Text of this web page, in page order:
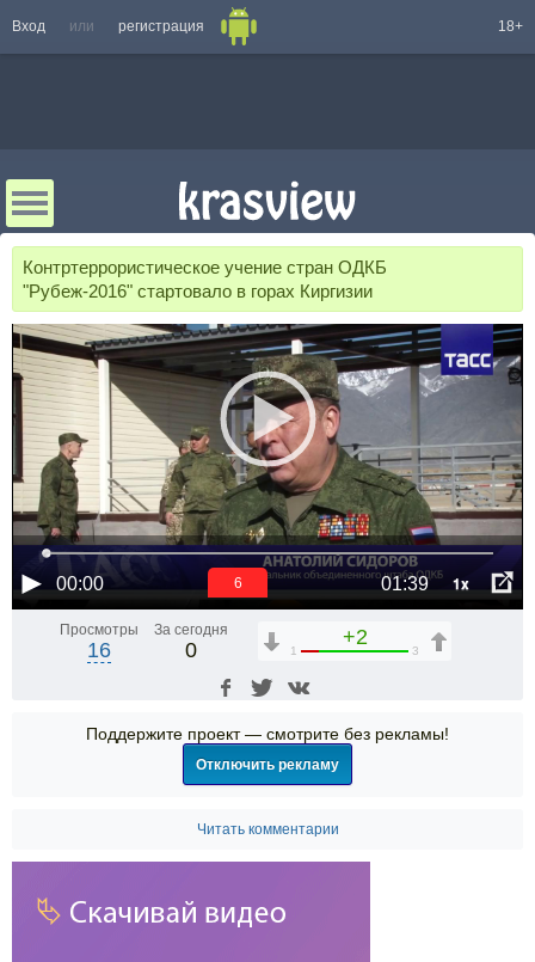
Вход или регистрация 18+
Контртеррористическое учение стран ОДКБ
"Рубеж-2016" стартовало в горах Киргизии
00:00 01:39 1x
6
Просмотры
16
За сегодня
0
+2
1 3
Поддержите проект — смотрите без рекламы!
Отключить рекламу
Читать комментарии